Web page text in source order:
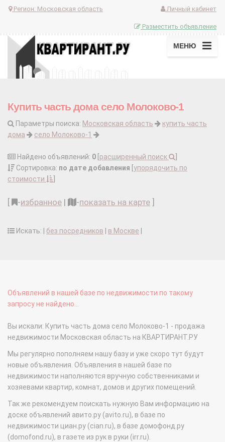
Регион: Московская область Личный кабинет
Разместить объявление
МЕНЮ
Купить часть дома село Молоково-1
Параметры поиска: Московская область
купить часть
дома
село Молоково-1
Найдено объявлений: 0 расширенный поиск
Сортировка: по дате добавления упорядочить по
стоимости
-избранное | -показать на карте
Искать: | без посредников в Москве
Объявлений в нашей базе по недвижимости по такому
запросу не найдено...
Вы искали: Купить часть дома село Молоково-1 - продажа
недвижимости Московская область на КВАРТИРАНТ.РУ
Мы регулярно пополняем нашу базу и уже скоро тут будут
новые объявления. Объявления в нашей базе по
недвижимости наполняются вручную собственниками и
хозяевами квартир, комнат, домов и других помещений.
Так же рекомендуем поискать нужную Вам информацию на
доске объявлений авито.ру (avito.ru), в базе по
недвижимости циан.ру (cian.ru), в базе домофонд.ру
(domofond.ru), в газете из рук в руки (irr.ru).